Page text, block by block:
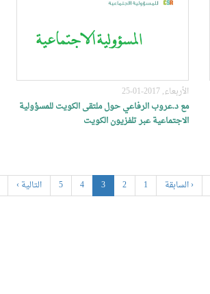
الأربعاء, 2017-01-25
مع د.عروب الرفاعي حول ملتقى الكويت للمسؤولية
الاجتماعية عبر تلفزيون الكويت
‹ السابقة 1
2
3
4
5 التالية ›